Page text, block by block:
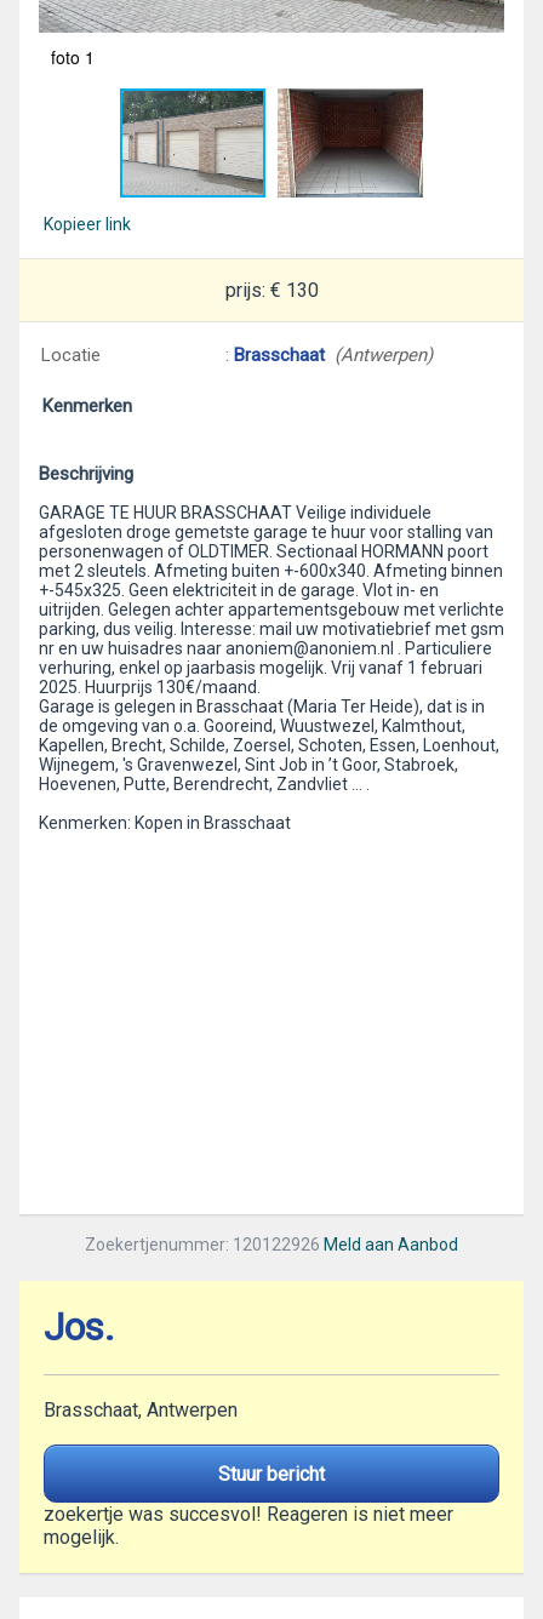
foto 1
Kopieer link
prijs: € 130
Locatie : Brasschaat (Antwerpen)
Kenmerken
Beschrijving
GARAGE TE HUUR BRASSCHAAT Veilige individuele
afgesloten droge gemetste garage te huur voor stalling van
personenwagen of OLDTIMER. Sectionaal HORMANN poort
met 2 sleutels. Afmeting buiten +-600x340. Afmeting binnen
+-545x325. Geen elektriciteit in de garage. Vlot in- en
uitrijden. Gelegen achter appartementsgebouw met verlichte
parking, dus veilig. Interesse: mail uw motivatiebrief met gsm
nr en uw huisadres naar anoniem@anoniem.nl . Particuliere
verhuring, enkel op jaarbasis mogelijk. Vrij vanaf 1 februari
2025. Huurprijs 130€/maand.
Garage is gelegen in Brasschaat (Maria Ter Heide), dat is in
de omgeving van o.a. Gooreind, Wuustwezel, Kalmthout,
Kapellen, Brecht, Schilde, Zoersel, Schoten, Essen, Loenhout,
Wijnegem, 's Gravenwezel, Sint Job in ’t Goor, Stabroek,
Hoevenen, Putte, Berendrecht, Zandvliet … .
Kenmerken: Kopen in Brasschaat
Zoekertjenummer: 120122926 Meld aan Aanbod
Jos.
Brasschaat, Antwerpen
Stuur bericht
zoekertje was succesvol! Reageren is niet meer
mogelijk.